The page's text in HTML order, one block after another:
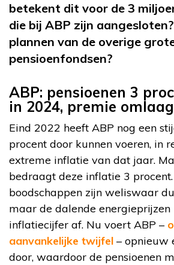
betekent dit voor de 3
die bij ABP zijn
plannen van de overige
pensioenfondsen?
ABP: pensioenen 3
in 2024, premie omlaag
Eind 2022 heeft ABP nog een
procent door kunnen voeren, in
extreme inflatie van dat jaar.
bedraagt deze inflatie 3
boodschappen zijn weliswaar
maar de dalende
inflatiecijfer af. Nu voert ABP –
aanvankelijke twijfel – opnieuw
door, waardoor de pensioenen